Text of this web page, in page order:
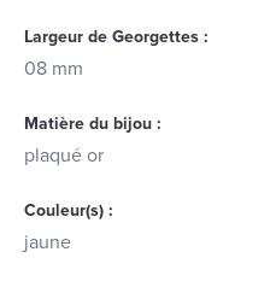
Largeur de Georgettes :
08 mm
Matière du bijou :
plaqué or
Couleur(s) :
jaune